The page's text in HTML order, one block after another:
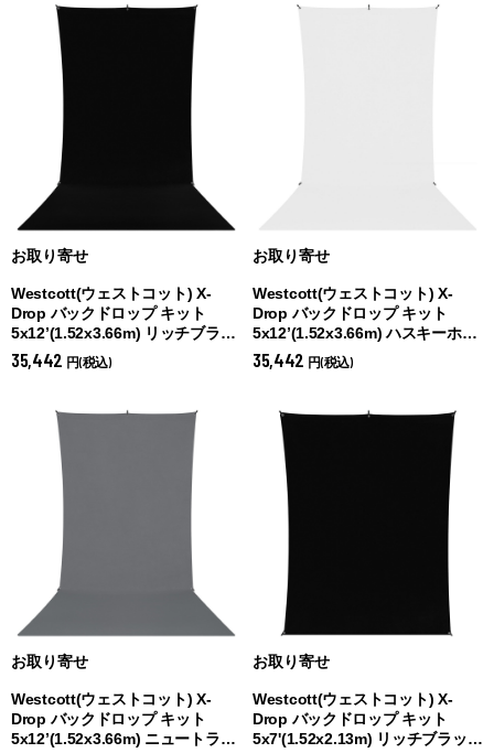
お取り寄せ
Westcott(ウェストコット) X-
Drop バックドロップ キット
5x12’(1.52x3.66m) リッチブラッ
ク (リッチブラック)
35,442 円(税込)
お取り寄せ
Westcott(ウェストコット) X-
Drop バックドロップ キット
5x12’(1.52x3.66m) ハスキーホワ
イト ( ハスキーホワイト)
35,442 円(税込)
お取り寄せ
Westcott(ウェストコット) X-
Drop バックドロップ キット
5x12’(1.52x3.66m) ニュートラル
お取り寄せ
Westcott(ウェストコット) X-
Drop バックドロップ キット
5x7'(1.52x2.13m) リッチブラック